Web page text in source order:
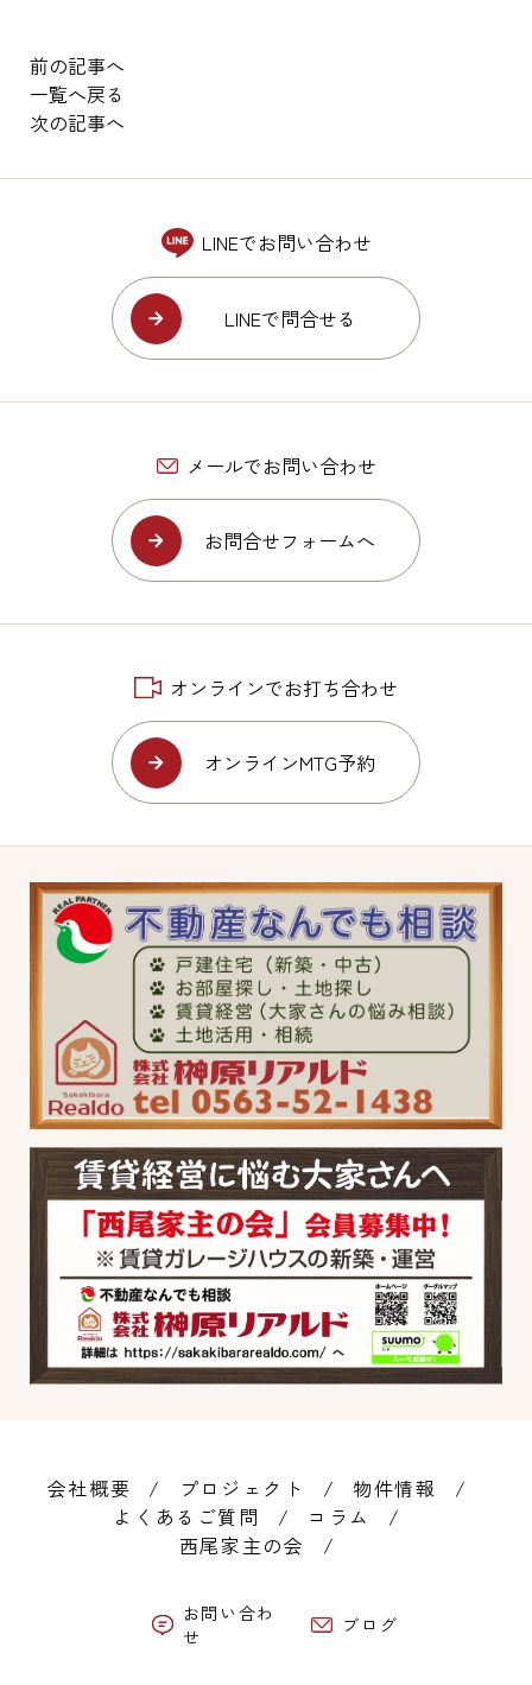
前の記事へ
一覧へ戻る
次の記事へ
LINEでお問い合わせ
LINEで問合せる
メールでお問い合わせ
お問合せフォームへ
オンラインでお打ち合わせ
オンラインMTG予約
会社概要 プロジェクト
物件情報
よくあるご質問
コラム
西尾家主の会
お問い合わ
せ
ブログ